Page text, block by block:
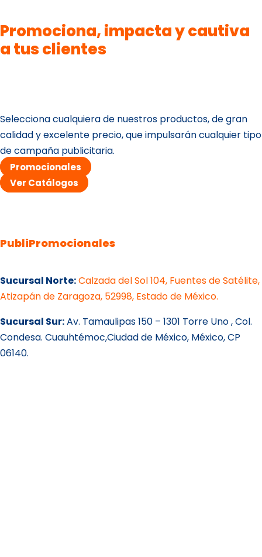
Promociona, impacta y cautiva
a tus clientes
Selecciona cualquiera de nuestros productos, de gran
calidad y excelente precio, que impulsarán cualquier tipo
de campaña publicitaria.
Promocionales
Ver Catálogos
PubliPromocionales
Sucursal Norte:Calzada del Sol 104, Fuentes de Satélite,
Atizapán de Zaragoza, 52998, Estado de México.
Sucursal Sur:Av. Tamaulipas 150 – 1301 Torre Uno , Col.
Condesa. Cuauhtémoc,Ciudad de México, México, CP
06140.